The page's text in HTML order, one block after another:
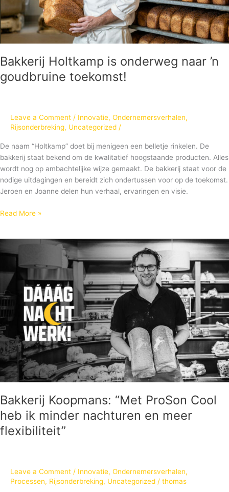
Bakkerij Holtkamp is onderweg naar ’n
goudbruine toekomst!
Leave a Comment / Innovatie, Ondernemersverhalen,
Rijsonderbreking, Uncategorized /
De naam “Holtkamp” doet bij menigeen een belletje rinkelen. De
bakkerij staat bekend om de kwalitatief hoogstaande producten. Alles
wordt nog op ambachtelijke wijze gemaakt. De bakkerij staat voor de
nodige uitdagingen en bereidt zich ondertussen voor op de toekomst.
Jeroen en Joanne delen hun verhaal, ervaringen en visie.
Read More »
Bakkerij Koopmans: “Met ProSon Cool
heb ik minder nachturen en meer
flexibiliteit”
Leave a Comment / Innovatie, Ondernemersverhalen,
Processen, Rijsonderbreking, Uncategorized / thomas
Koopmans:
ProSon
Cool
heb
ik
minder
nachturen
en
meer
flexibiliteit”